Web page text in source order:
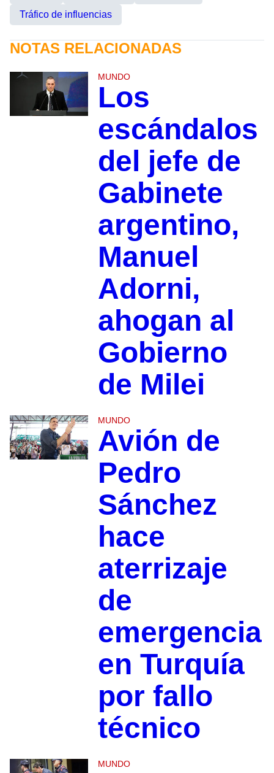
Tráfico de influencias
NOTAS RELACIONADAS
MUNDO
Los
escándalos
del jefe de
Gabinete
argentino,
Manuel
Adorni,
ahogan al
Gobierno
de Milei
MUNDO
Avión de
Pedro
Sánchez
hace
aterrizaje
de
emergencia
en Turquía
por fallo
técnico
MUNDO